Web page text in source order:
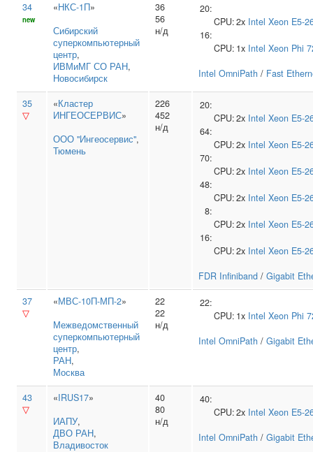
34
new
«НКС-1П»
Сибирский
суперкомпьютерный
центр,
ИВМиМГ СО РАН,
Новосибирск
36
56
н/д
20:
CPU:2x Intel Xeon E5-
16:
CPU: 1x Intel Xeon Phi
Intel OmniPath / Fast
35
▽
«Кластер
ИНГЕОСЕРВИС»
ООО "Ингеосервис",
Тюмень
226
452
н/д
20:
CPU:2x Intel Xeon E5-
64:
CPU:2x Intel Xeon E5-
70:
CPU:2x Intel Xeon E5-
48:
CPU:2x Intel Xeon E5-
8:
CPU:2x Intel Xeon E5-
16:
CPU:2x Intel Xeon E5-
FDR Infiniband / Gigabit
37
▽
«МВС-10П-МП-2»
Межведомственный
суперкомпьютерный
центр,
РАН,
Москва
22
22
н/д
22:
CPU: 1x Intel Xeon Phi
Intel OmniPath / Gigabit
43
▽
«IRUS17»
ИАПУ,
ДВО РАН,
Владивосток
40
80
н/д
40:
CPU:2x Intel Xeon E5-
Intel OmniPath / Gigabit